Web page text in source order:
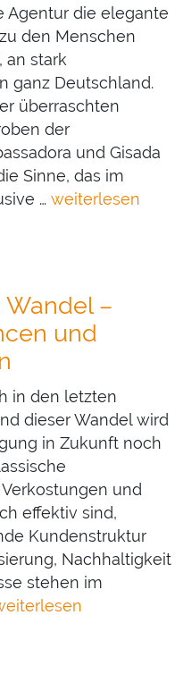
Agentur die elegante
den Menschen
an stark
ganz Deutschland.
überraschten
der
und Gisada
Sinne, das im
… weiterlesen
–
und
in den letzten
dieser Wandel wird
in Zukunft noch
und
effektiv sind,
Kundenstruktur
Nachhaltigkeit
stehen im